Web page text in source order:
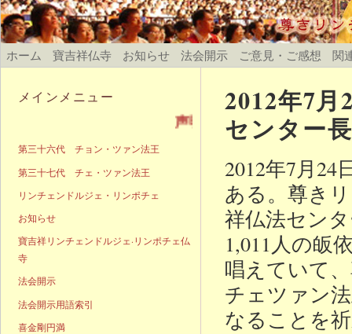
ホーム 寶吉祥仏寺 お知らせ 法会開示 ご意見・ご感想 関
2012年7
センター
2012年7月
ある。尊き
祥仏法セン
1,011人の皈
唱えていて
チェツァン
なることを
メインメニュー
第三十六代 チョン・ツァン法王
第三十七代 チェ・ツァン法王
リンチェンドルジェ・リンポチェ
お知らせ
寶吉祥リンチェンドルジェ·リンポチェ仏
寺
法会開示
法会開示用語索引
喜金剛円満